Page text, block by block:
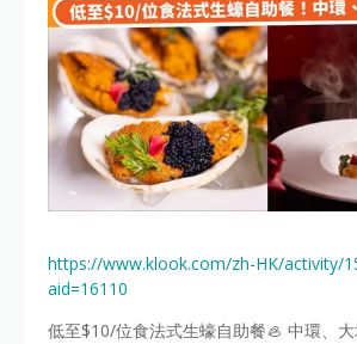
https://www.klook.com/zh-HK/activity/
aid=16110
低至$10/位食法式生蠔自助餐🦪 中環、大